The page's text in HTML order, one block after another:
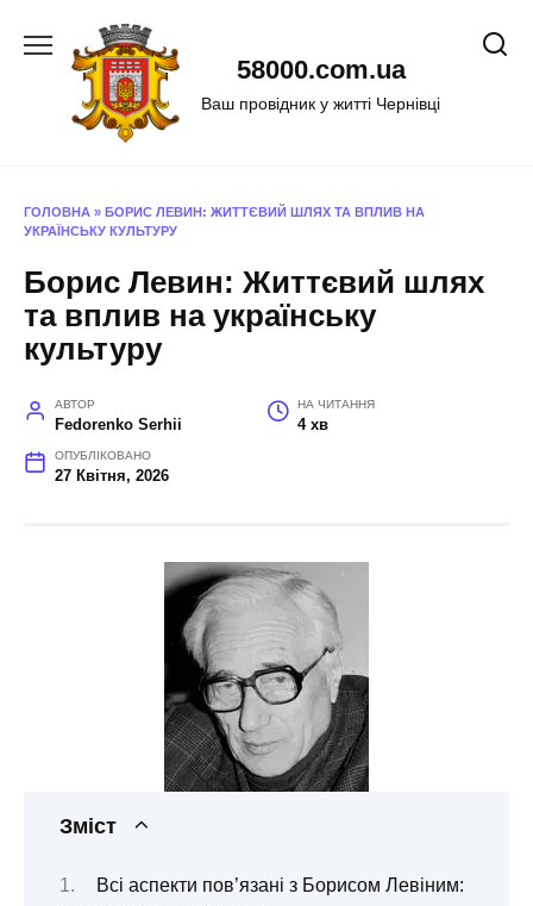
58000.com.ua
Ваш провідник у житті Чернівці
ГОЛОВНА » БОРИС ЛЕВИН: ЖИТТЄВИЙ ШЛЯХ ТА ВПЛИВ НА
УКРАЇНСЬКУ КУЛЬТУРУ
Борис Левин: Життєвий шлях
та вплив на українську
культуру
АВТОР
Fedorenko Serhii
НА ЧИТАННЯ
4 хв
ОПУБЛІКОВАНО
27 Квітня, 2026
Зміст
Всі аспекти пов’язані з Борисом Левіним: